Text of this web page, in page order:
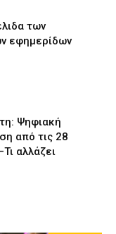
των
εφημερίδων
Ψηφιακή
από τις 28
αλλάζει